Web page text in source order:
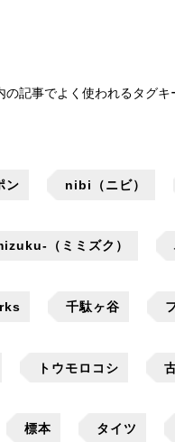
記事でよく使われるタグキ
ン nibi（ニビ）
（ミミズク）
千駄ヶ谷
トウモロコシ
標本 タイツ